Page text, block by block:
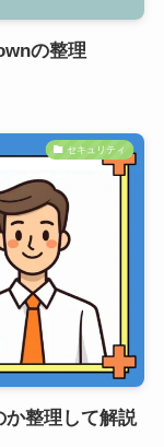
の整理
セキュリティ
整理して解説